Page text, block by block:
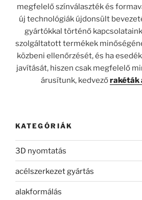
megfelelő színválaszték és
új technológiák újdonsült
gyártókkal történő
szolgáltatott termékek
közbeni ellenőrzését, és ha
javítását, hiszen csak megfelelő
árusítunk, kedvezőrakéták
KATEGÓRIÁK
3D nyomtatás
acélszerkezet gyártás
alakformálás